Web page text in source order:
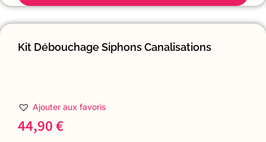
Kit Débouchage Siphons Canalisations
Ajouter aux favoris
44,90€